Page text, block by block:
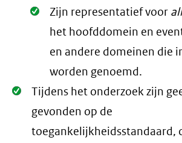
Oké.
Zijn representatief voor
het hoofddomein en
en andere domeinen die
worden genoemd.
Oké.
Tijdens het onderzoek zijn
gevonden op de
toegankelijkheidsstandaard,